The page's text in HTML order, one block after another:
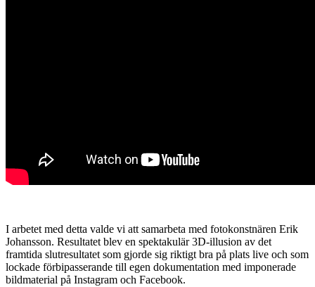
I arbetet med detta valde vi att samarbeta med fotokonstnären Erik
Johansson. Resultatet blev en spektakulär 3D-illusion av det
framtida slutresultatet som gjorde sig riktigt bra på plats live och som
lockade förbipasserande till egen dokumentation med imponerade
bildmaterial på Instagram och Facebook.